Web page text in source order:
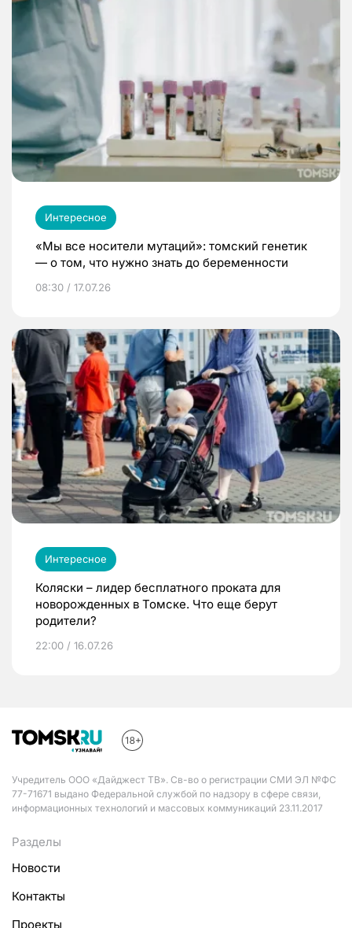
Интересное
«Мы все носители мутаций»: томский генетик
— о том, что нужно знать до беременности
08:30 / 17.07.26
Интересное
Коляски – лидер бесплатного проката для
новорожденных в Томске. Что еще берут
родители?
22:00 / 16.07.26
Учредитель ООО «Дайджест ТВ». Св-во о регистрации СМИ ЭЛ №ФС
77-71671 выдано Федеральной службой по надзору в сфере связи,
информационных технологий и массовых коммуникаций 23.11.2017
Разделы
Новости
Контакты
Проекты